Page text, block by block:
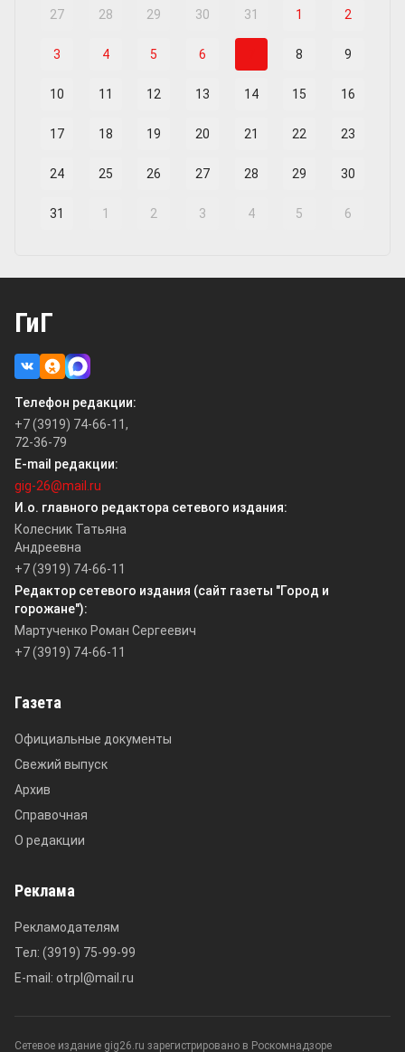
27 28 29 30 31 1 2
3 4 5 6 8 9
10 11 12 13 14 15 16
17 18 19 20 21 22 23
24 25 26 27 28 29 30
31 1 2 3 4 5 6
ГиГ
Телефон редакции:
+7 (3919) 74-66-11,
72-36-79
E-mail редакции:
gig-26@mail.ru
И.о. главного редактора сетевого издания:
Колесник Татьяна
Андреевна
+7 (3919) 74-66-11
Редактор сетевого издания (сайт газеты "Город и
горожане"):
Мартученко Роман Сергеевич
+7 (3919) 74-66-11
Газета
Официальные документы
Свежий выпуск
Архив
Справочная
О редакции
Реклама
Рекламодателям
Тел: (3919) 75-99-99
E-mail: otrpl@mail.ru
Сетевое издание gig26.ru зарегистрировано в Роскомнадзоре